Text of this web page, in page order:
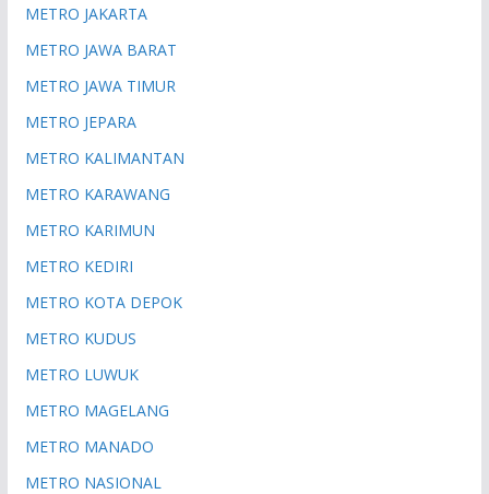
METRO JAKARTA
METRO JAWA BARAT
METRO JAWA TIMUR
METRO JEPARA
METRO KALIMANTAN
METRO KARAWANG
METRO KARIMUN
METRO KEDIRI
METRO KOTA DEPOK
METRO KUDUS
METRO LUWUK
METRO MAGELANG
METRO MANADO
METRO NASIONAL